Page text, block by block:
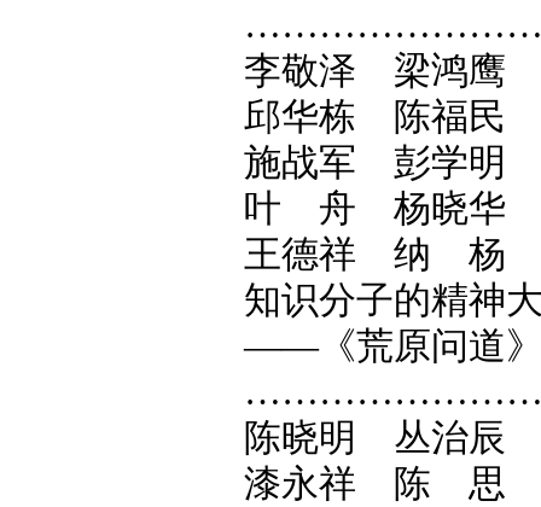
李敬泽 梁鸿
邱华栋 陈福民
施战军 彭学
叶 舟 杨晓华
王德祥 纳 杨
知识分子的精神
——《荒原问道
陈晓明 丛治
漆永祥 陈 思